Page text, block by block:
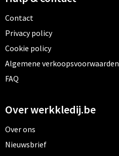
Contact
Privacy policy
Cookie policy
Algemene verkoopsvoorwaarden
FAQ
Over werkkledij.be
Over ons
Nieuwsbrief